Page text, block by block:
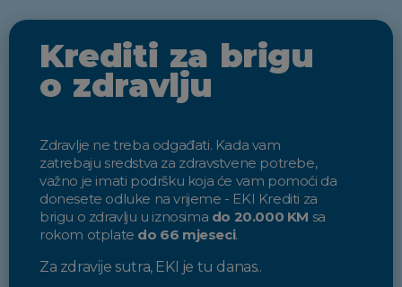
Krediti za brigu
o zdravlju
Zdravlje ne treba odgađati. Kada vam
zatrebaju sredstva za zdravstvene potrebe,
važno je imati podršku koja će vam pomoći da
donesete odluke na vrijeme - EKI Krediti za
brigu o zdravlju u iznosima do 20.000 KM sa
rokom otplate do 66 mjeseci.
Za zdravije sutra, EKI je tu danas..